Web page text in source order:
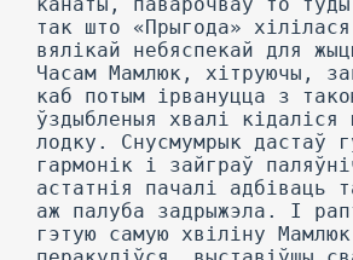
так што «Прыгода»
вялікай небяспекай для
Часам Мамлюк, хітруючы,
каб потым ірвануцца з
ўздыбленыя хвалі
лодку. Снусмумрык дастаў
гармонік і зайграў
астатнія пачалі адбіваць
аж палуба задрыжэла. I
гэтую самую хвіліну Мамлюк